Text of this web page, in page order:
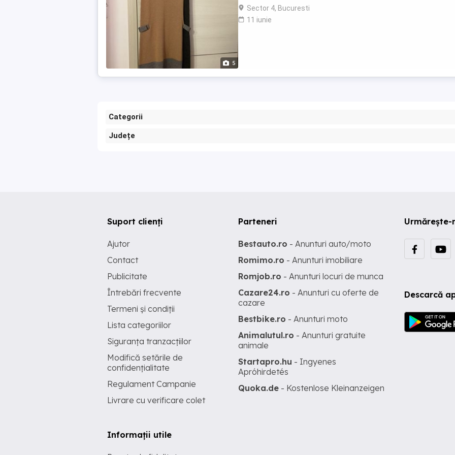
5
Sector 4, Bucuresti
11 iunie
Categorii
Județe
Urmărește-
Descarcă
Suport clienți
Ajutor
Contact
Publicitate
Întrebări frecvente
Termeni și condiții
Lista categoriilor
Siguranța tranzacțiilor
Modifică setările de
confidențialitate
Regulament Campanie
Livrare cu verificare colet
Informații utile
Parteneri
Bestauto.ro - Anunturi auto/moto
Romimo.ro - Anunturi imobiliare
Romjob.ro - Anunturi locuri de munca
Cazare24.ro - Anunturi cu oferte de
cazare
Bestbike.ro - Anunturi moto
Animalutul.ro - Anunturi gratuite
animale
Startapro.hu - Ingyenes
Apróhirdetés
Quoka.de - Kostenlose Kleinanzeigen